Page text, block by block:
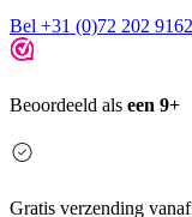
Bel +31 (0)72 202 9162
Beoordeeld als een 9+
Gratis verzending